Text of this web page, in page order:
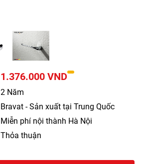
1.376.000 VND
2 Năm
Bravat - Sản xuất tại Trung Quốc
Miễn phí nội thành Hà Nội
Thỏa thuận